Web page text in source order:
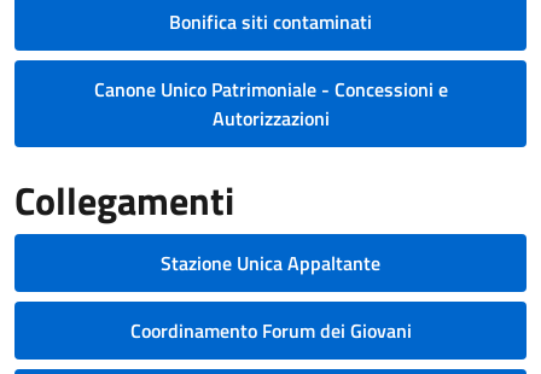
Bonifica siti contaminati
Canone Unico Patrimoniale - Concessioni e
Autorizzazioni
Collegamenti
Stazione Unica Appaltante
Coordinamento Forum dei Giovani